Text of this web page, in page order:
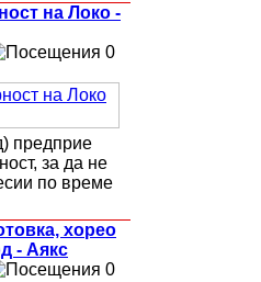
на Локо -
0
предприе
за да не
по време
хорео
- Аякс
0